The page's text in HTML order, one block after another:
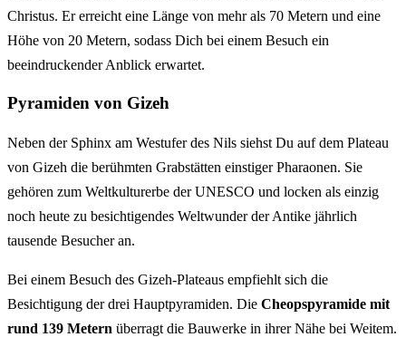
Christus. Er erreicht eine Länge von mehr als 70 Metern und eine
Höhe von 20 Metern, sodass Dich bei einem Besuch ein
beeindruckender Anblick erwartet.
Pyramiden von Gizeh
Neben der Sphinx am Westufer des Nils siehst Du auf dem Plateau
von Gizeh die berühmten Grabstätten einstiger Pharaonen. Sie
gehören zum Weltkulturerbe der UNESCO und locken als einzig
noch heute zu besichtigendes Weltwunder der Antike jährlich
tausende Besucher an.
Bei einem Besuch des Gizeh-Plateaus empfiehlt sich die
Besichtigung der drei Hauptpyramiden. Die Cheopspyramide mit
rund 139 Metern überragt die Bauwerke in ihrer Nähe bei Weitem.